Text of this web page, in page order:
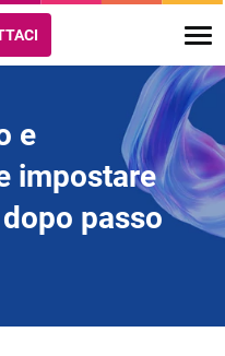
e
impostare
passo